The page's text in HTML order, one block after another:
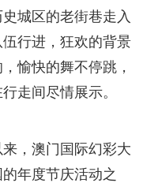
城区的老街巷走入
行进，狂欢的背景
愉快的舞不停跳，
走间尽情展示。
，澳门国际幻彩大
年度节庆活动之